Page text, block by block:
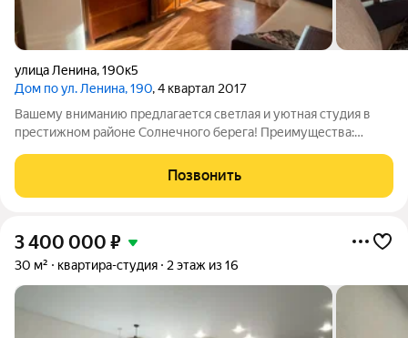
улица Ленина,190к5
Дом по ул. Ленина, 190, 4 квартал 2017
Вашему вниманию предлагается светлая и уютная студия в
престижном районе Солнечного берега! Преимущества:
просторная комната, удобная прихожая и ванная комната.
Залив солнечного света: большие
Позвонить
3 400 000 ₽
30 м² квартира-студия 2 этаж из 16